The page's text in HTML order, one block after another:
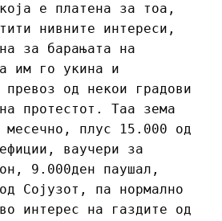
е платена за тоа,
нивните интереси,
за барањата на
им го укина и
превоз од некои градови
протестот. Таа зема
месечно, плус 15.000 од
ваучери за
9.000ден паушал,
Сојузот, па нормално
интерес на газдите од